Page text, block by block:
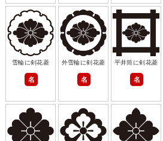
雪輪に剣花菱
名
外雪輪に剣花菱
名
平井筒に剣花菱
名